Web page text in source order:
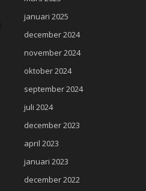
januari 2025
december 2024
november 2024
oktober 2024
september 2024
juli 2024
december 2023
april 2023
januari 2023
december 2022